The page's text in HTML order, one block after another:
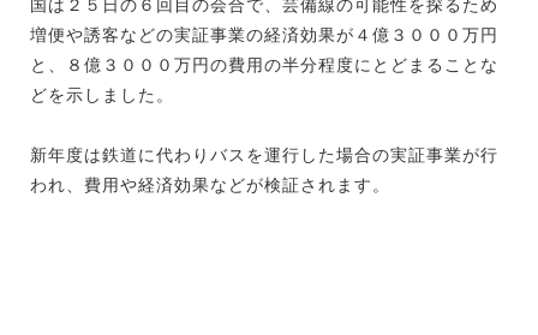
国は２５日の６回目の会合で、芸備線の可能性を探るため
増便や誘客などの実証事業の経済効果が４億３０００万円
と、８億３０００万円の費用の半分程度にとどまることな
どを示しました。
新年度は鉄道に代わりバスを運行した場合の実証事業が行
われ、費用や経済効果などが検証されます。